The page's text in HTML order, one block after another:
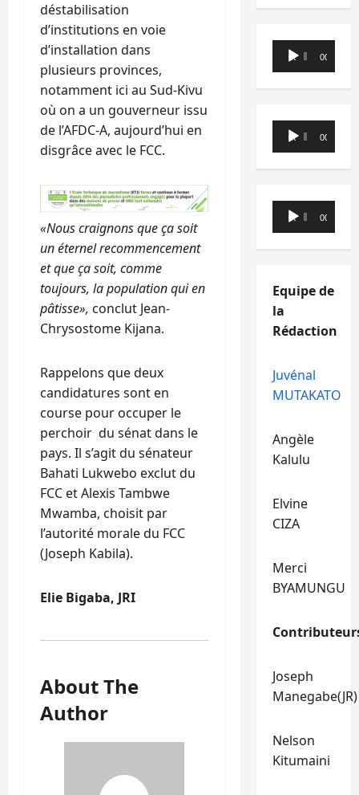
déstabilisation
d’institutions en voie
d’installation dans
plusieurs provinces,
notamment ici au Sud-Kivu
où on a un gouverneur issu
de l’AFDC-A, aujourd’hui en
disgrâce avec le FCC.
«Nous craignons que ça soit
un éternel recommencement
et que ça soit, comme
toujours, la population qui en
pâtisse», conclut Jean-
Chrysostome Kijana.
Rappelons que deux
candidatures sont en
course pour occuper le
perchoir du sénat dans le
pays. Il s’agit du sénateur
Bahati Lukwebo exclut du
FCC et Alexis Tambwe
Mwamba, choisit par
l’autorité morale du FCC
(Joseph Kabila).
Elie Bigaba, JRI
About The
Author
Lecteur
audio
00:00 00:00
Lecteur
audio
00:00 00:00
Lecteur
audio
00:00 00:00
Equipe de
la
Rédaction
Juvénal
MUTAKATO
Angèle
Kalulu
Elvine
CIZA
Merci
BYAMUNGU
Joseph
Manegabe(JR)
Nelson
Kitumaini